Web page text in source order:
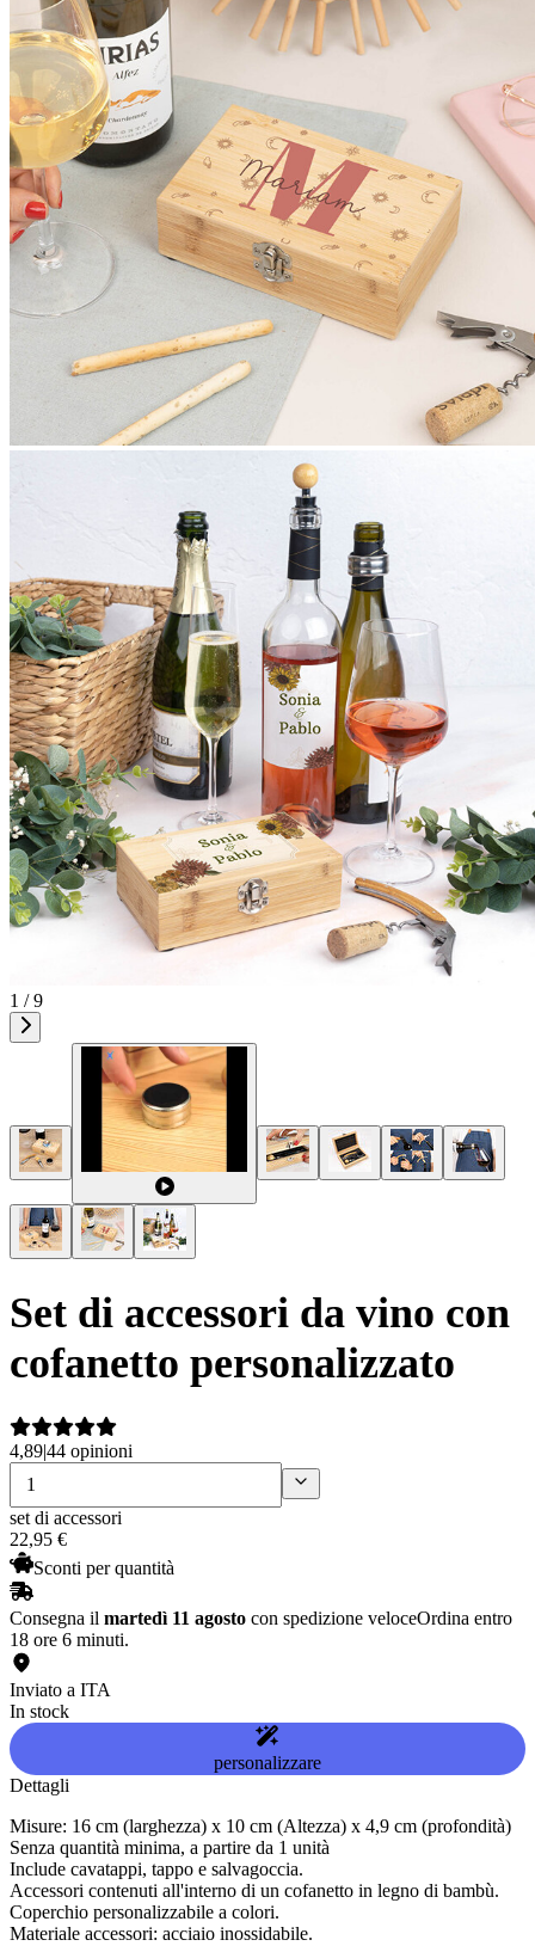
1 / 9
Set di accessori da vino con
cofanetto personalizzato
4,89|44 opinioni
set di accessori
22,95 €
Sconti per quantità
Consegna il martedì 11 agosto con spedizione veloceOrdina entro
18 ore 6 minuti.
Inviato a ITA
In stock
personalizzare
Dettagli
Misure: 16 cm (larghezza) x 10 cm (Altezza) x 4,9 cm (profondità)
Senza quantità minima, a partire da 1 unità
Include cavatappi, tappo e salvagoccia.
Accessori contenuti all'interno di un cofanetto in legno di bambù.
Coperchio personalizzabile a colori.
Materiale accessori: acciaio inossidabile.